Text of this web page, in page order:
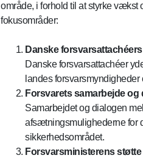
område, i forhold til at styrke
fokusområder:
Danske
Danske forsvarsattachéer
landes
Forsvarets samarbejde
Samarbejdet og dialogen
afsætningsmulighederne for
sikkerhedsområdet.
Forsvarsministerens